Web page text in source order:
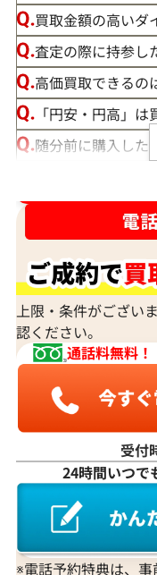
買取金額の高いダ
査定の際に持参し
高価買取できるの
「円安・円高」は
随分前に購入した
宝石の大きさは買
ダイヤモンドの買
すか？
身分証明書がなぜ
上限・条件がござい
認ください。
通話料無料！
受付
24時間いつで
※電話予約特典は、